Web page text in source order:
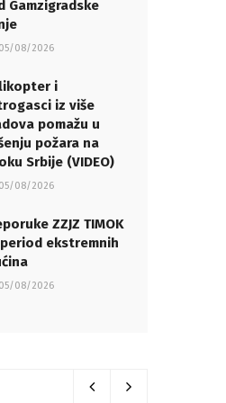
Gamzigradske
05/08/2026
i
iz više
pomažu u
požara na
Srbije (VIDEO)
05/08/2026
ZZJZ TIMOK
ekstremnih
05/08/2026